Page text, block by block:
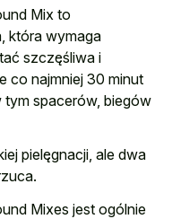
Mix to
która wymaga
szczęśliwa i
co najmniej 30 minut
spacerów, biegów
pielęgnacji, ale dwa
Mixes jest ogólnie